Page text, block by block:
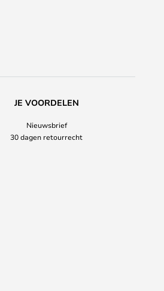
JE VOORDELEN
Nieuwsbrief
30 dagen retourrecht